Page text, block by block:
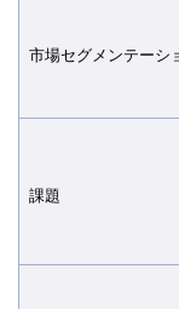
市場セグメンテーシ
課題